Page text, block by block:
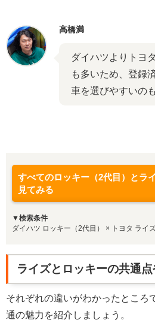
高橋満
ダイハツよりトヨ
も多いため、登録
車を選びやすいの
すべてのロッキー（2代目）とラ
見てみる
▼検索条件
ダイハツ ロッキー（2代目） × トヨタ ライズ
ライズとロッキーの共通
それぞれの違いがわかったところ
通の魅力を紹介しましょう。